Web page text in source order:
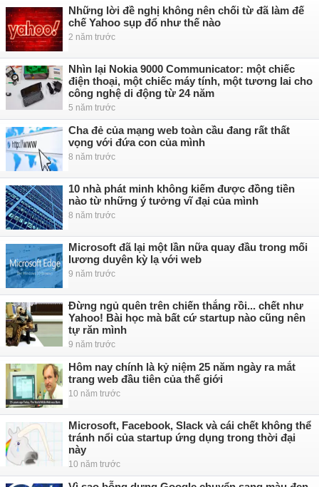
Những lời đề nghị không nên chối từ đã làm đế
chế Yahoo sụp đổ như thế nào
2 năm trước
Nhìn lại Nokia 9000 Communicator: một chiếc
điện thoại, một chiếc máy tính, một tương lai cho
công nghệ di động từ 24 năm
5 năm trước
Cha đẻ của mạng web toàn cầu đang rất thất
vọng với đứa con của mình
8 năm trước
10 nhà phát minh không kiếm được đồng tiền
nào từ những ý tưởng vĩ đại của mình
8 năm trước
Microsoft đã lại một lần nữa quay đầu trong mối
lương duyên kỳ lạ với web
9 năm trước
Đừng ngủ quên trên chiến thắng rồi... chết như
Yahoo! Bài học mà bất cứ startup nào cũng nên
tự răn mình
9 năm trước
Hôm nay chính là kỷ niệm 25 năm ngày ra mắt
trang web đầu tiên của thế giới
10 năm trước
Microsoft, Facebook, Slack và cái chết không thể
tránh nổi của startup ứng dụng trong thời đại
này
10 năm trước